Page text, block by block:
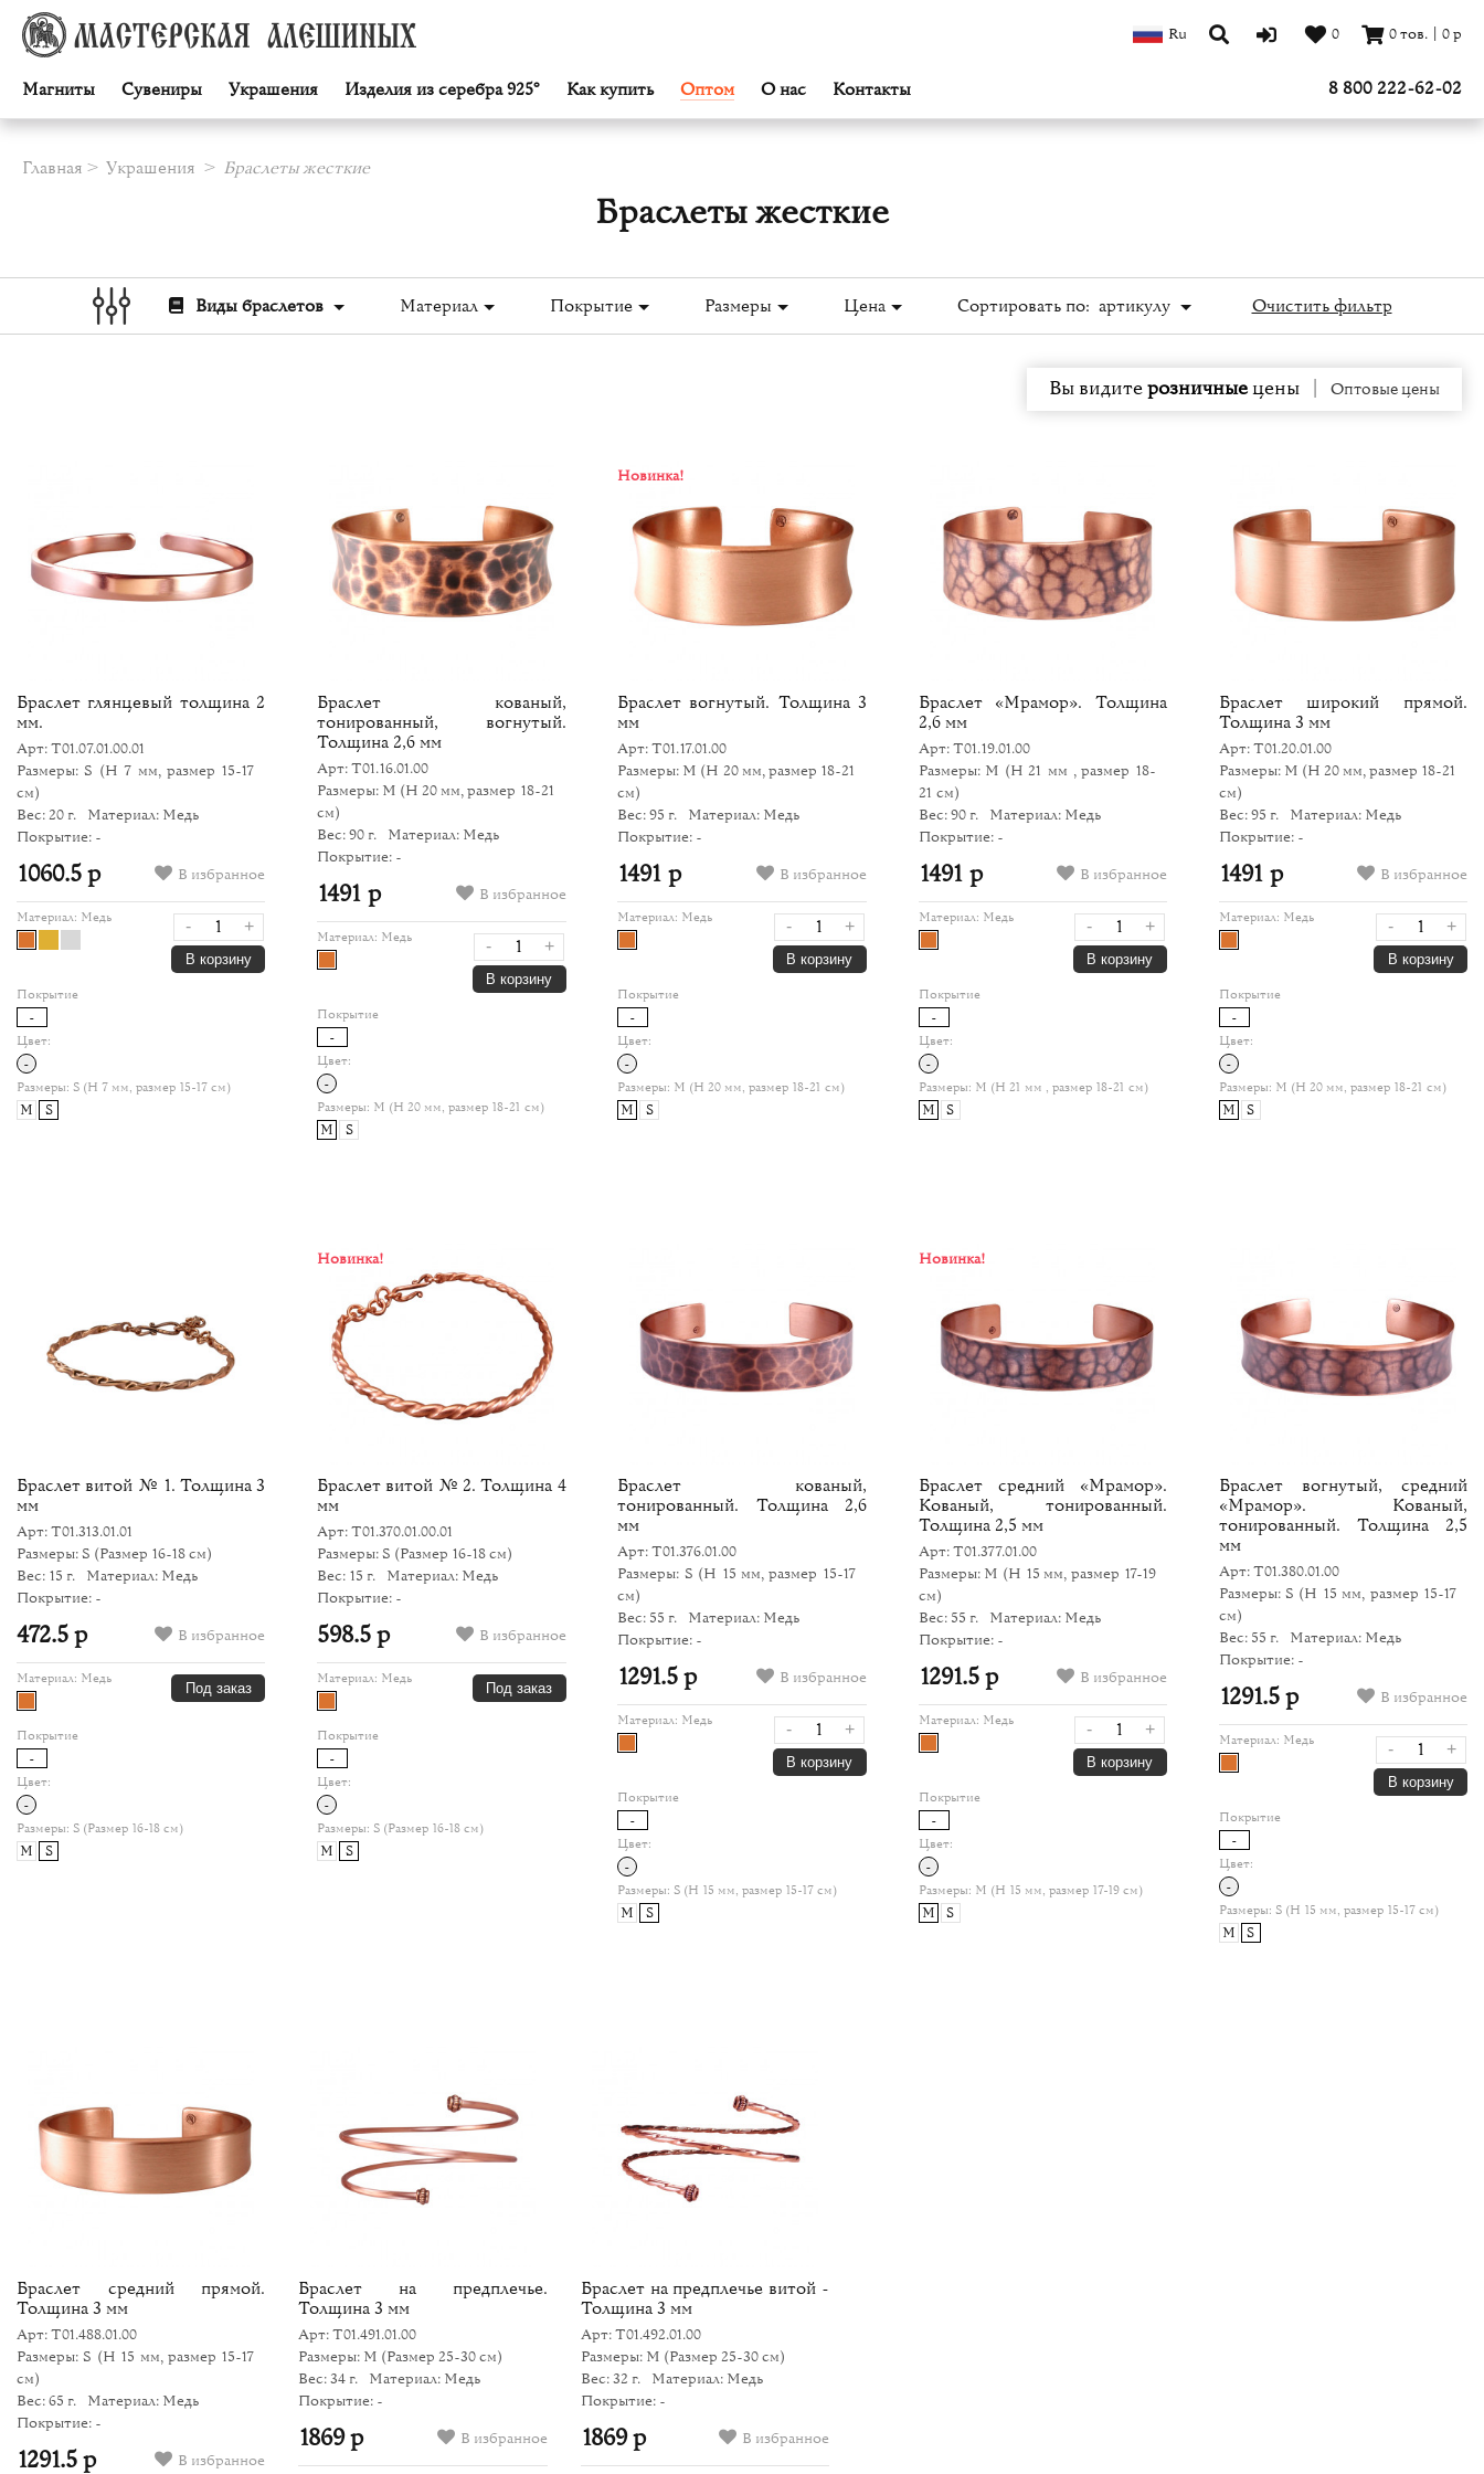
Магниты Сувениры Украшения Изделия из серебра 925° Как купить Оптом О нас Контакты
Ru 0 0тов. 0р
8 800 222-62-02
Главная Украшения Браслеты жесткие
Браслеты жесткие
Виды браслетов Материал Покрытие Размеры Цена Сортировать по: артикулу Очистить фильтр
Вы видитерозничныецены Оптовые цены
Браслет глянцевый толщина 2
мм.
Арт: Т01.07.01.00.01
Размеры: S (H 7 мм, размер 15-17
см)
Вес: 20 г.
Материал: Медь
Покрытие: -
В избранное
1060.5 р
Материал: Медь - +
В корзину
Покрытие
-
Цвет:
-
Размеры: S (H 7 мм, размер 15-17 см)
M S
Браслет кованый,
тонированный, вогнутый.
Толщина 2,6 мм
Арт: Т01.16.01.00
Размеры: M (H 20 мм, размер 18-21
см)
Вес: 90 г.
Материал: Медь
Покрытие: -
В избранное
1491 р
Материал: Медь - +
В корзину
Покрытие
-
Цвет:
-
Размеры: M (H 20 мм, размер 18-21 см)
M S
Новинка!
Браслет вогнутый. Толщина 3
мм
Арт: Т01.17.01.00
Размеры: M (H 20 мм, размер 18-21
см)
Вес: 95 г.
Материал: Медь
Покрытие: -
В избранное
1491 р
Материал: Медь - +
В корзину
Покрытие
-
Цвет:
-
Размеры: M (H 20 мм, размер 18-21 см)
M S
Браслет «Мрамор». Толщина
2,6 мм
Арт: Т01.19.01.00
Размеры: M (H 21 мм , размер 18-
21 см)
Вес: 90 г.
Материал: Медь
Покрытие: -
В избранное
1491 р
Материал: Медь - +
В корзину
Покрытие
-
Цвет:
-
Размеры: M (H 21 мм , размер 18-21 см)
M S
Браслет широкий прямой.
Толщина 3 мм
Арт: Т01.20.01.00
Размеры: M (H 20 мм, размер 18-21
см)
Вес: 95 г.
Материал: Медь
Покрытие: -
В избранное
1491 р
Материал: Медь - +
В корзину
Покрытие
-
Цвет:
-
Размеры: M (H 20 мм, размер 18-21 см)
M S
Браслет витой № 1. Толщина 3
мм
Арт: Т01.313.01.01
Размеры: S (Размер 16-18 см)
Вес: 15 г.
Материал: Медь
Покрытие: -
В избранное
472.5 р
Материал: Медь
Под заказ
Покрытие
-
Цвет:
-
Размеры: S (Размер 16-18 см)
M S
Новинка!
Браслет витой № 2. Толщина 4
мм
Арт: Т01.370.01.00.01
Размеры: S (Размер 16-18 см)
Вес: 15 г.
Материал: Медь
Покрытие: -
В избранное
598.5 р
Материал: Медь
Под заказ
Покрытие
-
Цвет:
-
Размеры:S (Размер 16-18 см)
M S
Браслет кованый,
тонированный. Толщина 2,6
мм
Арт: Т01.376.01.00
Размеры: S (H 15 мм, размер 15-17
см)
Вес: 55 г.
Материал: Медь
Покрытие: -
В избранное
1291.5 р
Материал: Медь - +
В корзину
Покрытие
-
Цвет:
-
Размеры:S (H 15 мм, размер 15-17 см)
M S
Новинка!
Браслет средний «Мрамор».
Кованый, тонированный.
Толщина 2,5 мм
Арт: Т01.377.01.00
Размеры: M (H 15 мм, размер 17-19
см)
Вес: 55 г.
Материал: Медь
Покрытие: -
В избранное
1291.5 р
Материал: Медь - +
В корзину
Покрытие
-
Цвет:
-
Размеры: M (H 15 мм, размер 17-19 см)
M S
Браслет вогнутый, средний
«Мрамор». Кованый,
тонированный. Толщина 2,5
мм
Арт: Т01.380.01.00
Размеры: S (H 15 мм, размер 15-17
см)
Вес: 55 г.
Материал: Медь
Покрытие: -
В избранное
1291.5 р
Материал: Медь - +
В корзину
Покрытие
-
Цвет:
-
Размеры: S (H 15 мм, размер 15-17 см)
M S
Браслет средний прямой.
Толщина 3 мм
Арт: Т01.488.01.00
Размеры: S (H 15 мм, размер 15-17
см)
Вес: 65 г.
Материал: Медь
Покрытие: -
В избранное
1291.5 р
Браслет на предплечье.
Толщина 3 мм
Арт: Т01.491.01.00
Размеры: M (Размер 25-30 см)
Вес: 34 г.
Материал: Медь
Покрытие: -
В избранное
1869 р
Браслет на предплечье витой -
Толщина 3 мм
Арт: Т01.492.01.00
Размеры: M (Размер 25-30 см)
Вес: 32 г.
Материал: Медь
Покрытие: -
В избранное
1869 р